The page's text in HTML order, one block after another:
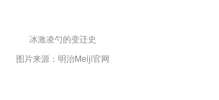
冰激凌勺的变迁史
图片来源：明治Meiji官网